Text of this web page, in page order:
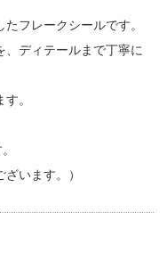
フレークシールです。
、ディテールまで丁寧に
。
います。）